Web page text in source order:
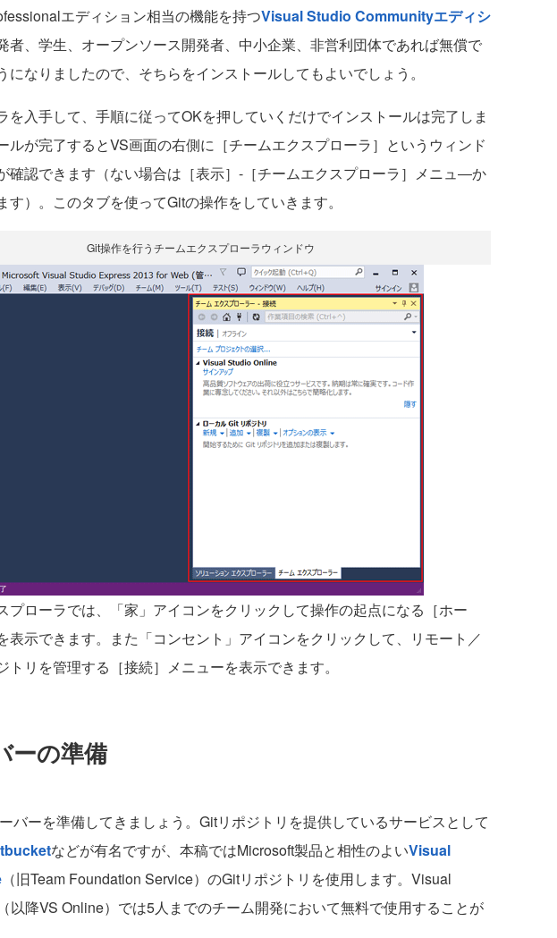
エディション相当の機能を持つVisual Studio Communityエディシ
者、学生、オープンソース開発者、中小企業、非営利団体であれば無償で
になりましたので、そちらをインストールしてもよいでしょう。
を入手して、手順に従ってOKを押していくだけでインストールは完了しま
ルが完了するとVS画面の右側に［チームエクスプローラ］というウィンド
確認できます（ない場合は［表示］-［チームエクスプローラ］メニュ―か
す）。このタブを使ってGitの操作をしていきます。
Git操作を行うチームエクスプローラウィンドウ
ローラでは、「家」 アイコンをクリックして操作の起点になる［ホー
表示できます。また「コンセント」アイコンをクリックして、リモート／
トリを管理する［接続］メニューを表示できます。
ーの準備
バーを準備してきましょう。Gitリポジトリを提供しているサービスとして
などが有名ですが、本稿ではMicrosoft製品と相性のよいVisual
（旧Team Foundation Service） のGitリポジトリを使用します。Visual
以降VS Online）では5人までのチーム開発において無料で使用することが